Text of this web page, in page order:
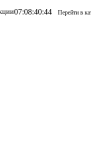
07:08:40:44 Перейти в